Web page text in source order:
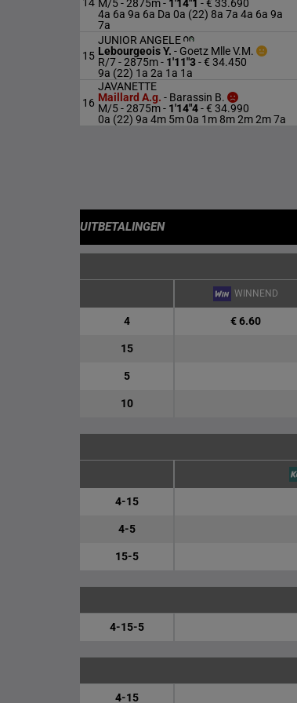
M/5 - 2875m- 1'14"1 - € 33.690
4a 6a 9a 6a Da 0a (22) 8a 7a 4a 6a 9a
7a
15
JUNIOR ANGELE
Lebourgeois Y. - Goetz Mlle V.M.
R/7 - 2875m- 1'11"3- € 34.450
9a (22) 1a 2a 1a 1a
16
JAVANETTE
Maillard A.g. - Barassin B.
M/5 - 2875m- 1'14"4- € 34.990
0a (22) 9a 4m 5m 0a 1m 8m 2m 2m 7a
UITBETALINGEN
WINNEND
4 € 6.60
15
5
10
4-15
4-5
15-5
4-15-5
4-15